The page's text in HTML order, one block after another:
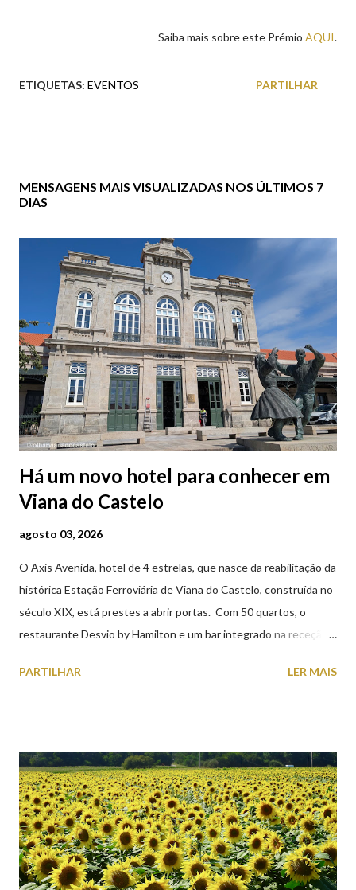
Saiba mais sobre este Prémio AQUI.
ETIQUETAS: EVENTOS PARTILHAR
MENSAGENS MAIS VISUALIZADAS NOS ÚLTIMOS 7
DIAS
Há um novo hotel para conhecer em
Viana do Castelo
agosto 03, 2026
O Axis Avenida, hotel de 4 estrelas, que nasce da reabilitação da
histórica Estação Ferroviária de Viana do Castelo, construída no
século XIX, está prestes a abrir portas. Com 50 quartos, o
restaurante Desvio by Hamilton e um bar integrado na receção,
peças históricas cedidas pela IP Património que homenageiam a
PARTILHAR LER MAIS